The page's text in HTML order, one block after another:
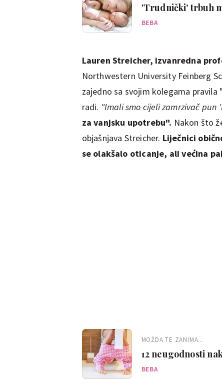
'Trudnički' trbuh
poroda
BEBA
Lauren Streicher, izvanredna
Northwestern University Feinberg
zajedno sa svojim kolegama
radi. "Imali smo cijeli zamrzivač pun
za vanjsku upotrebu". Nakon što
objašnjava Streicher. Liječnici
se olakšalo oticanje, ali većina
MOŽDA TE ZANIMA...
12 neugodnosti
BEBA